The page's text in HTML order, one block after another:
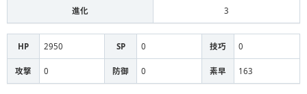
進化 3
HP 2950 SP 0 技巧 0
攻撃 0 防御 0 素早 163